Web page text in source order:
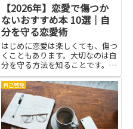
【2026年】恋愛で傷つか
ないおすすめ本 10選｜自
分を守る恋愛術
はじめに恋愛は楽しくても、傷つ
くこともあります。大切なのは自
分を守る方法を知ることです。こ
の記事では、恋愛で傷つかないよ
うにする考え方と、相手に流され
ず自分の気持ちを大事にするコツ
を、やさしく解説します。自分の
価値を信じ、感情を急に決めつ
け...
自己啓発